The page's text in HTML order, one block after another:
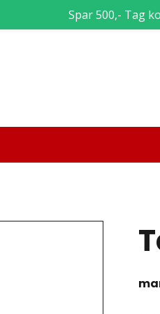
Spar 500,- Tag